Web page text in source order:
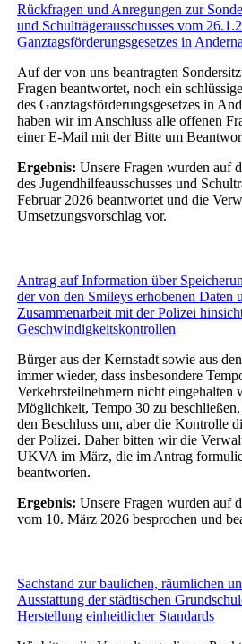
Rückfragen und Anregungen zur
und Schulträgerausschusses vom
Ganztagsförderungsgesetzes in
Auf der von uns beantragten
Fragen beantwortet, noch ein
des Ganztagsförderungsgesetzes in
haben wir im Anschluss alle offenen
einer E-Mail mit der Bitte um
Ergebnis: Unsere Fragen wurden auf
des Jugendhilfeausschusses und
Februar 2026 beantwortet und die
Umsetzungsvorschlag vor.
Antrag auf Information über
der von den Smileys erhobenen Daten
Zusammenarbeit mit der Polizei
Geschwindigkeitskontrollen
Bürger aus der Kernstadt sowie aus
immer wieder, dass insbesondere
Verkehrsteilnehmern nicht eingehalten
Möglichkeit, Tempo 30 zu
den Beschluss um, aber die Kontrolle
der Polizei. Daher bitten wir die
UKVA im März, die im Antrag
beantworten.
Ergebnis: Unsere Fragen wurden auf
vom 10. März 2026 besprochen und
Sachstand zur baulichen, räumlichen
Ausstattung der städtischen
Herstellung einheitlicher Standards